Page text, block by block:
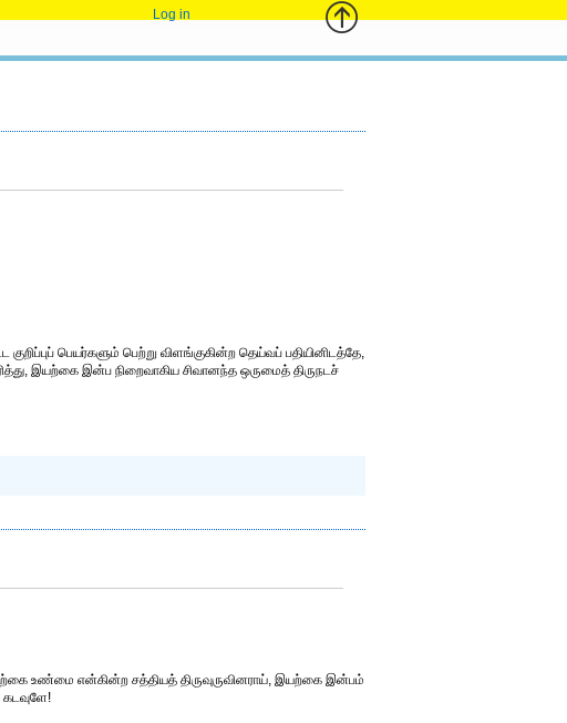
Log in
பெயர்களும் பெற்று விளங்குகின்ற தெய்வப் பதியினிடத்தே,
இயற்கை இன்ப நிறைவாகிய சிவானந்த ஒருமைத் திருநடச்
உண்மை என்கின்ற சத்தியத் திருவுருவினராய், இயற்கை இன்பம்